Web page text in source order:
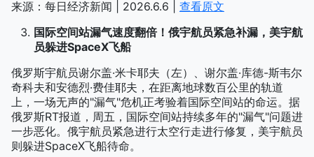
来源：每日经济新闻 | 2026.6.6 | 查看原文
国际空间站漏气速度翻倍！俄宇航员紧急补漏，美宇航
员躲进SpaceX飞船
俄罗斯宇航员谢尔盖·米卡耶夫（左）、谢尔盖·库德-斯韦尔
奇科夫和安德烈·费佳耶夫，在距离地球数百公里的轨道
上，一场无声的"漏气"危机正考验着国际空间站的命运。据
俄罗斯RT报道，周五，国际空间站持续多年的"漏气"问题进
一步恶化。俄宇航员紧急进行太空行走进行修复，美宇航员
则躲进SpaceX飞船待命。